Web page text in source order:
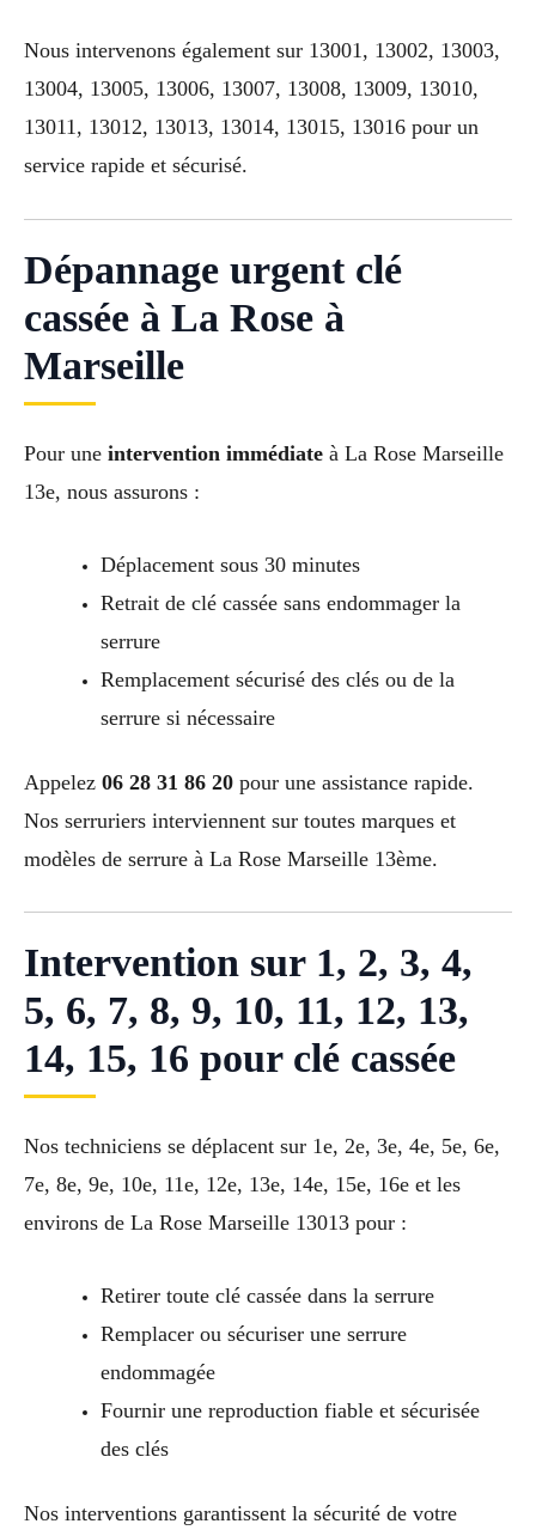
Nous intervenons également sur 13001, 13002, 13003,
13004, 13005, 13006, 13007, 13008, 13009, 13010,
13011, 13012, 13013, 13014, 13015, 13016 pour un
service rapide et sécurisé.
Dépannage urgent clé
cassée à La Rose à
Marseille
Pour une intervention immédiate à La Rose Marseille
13e, nous assurons :
Déplacement sous 30 minutes
Retrait de clé cassée sans endommager la
serrure
Remplacement sécurisé des clés ou de la
serrure si nécessaire
Appelez 06 28 31 86 20 pour une assistance rapide.
Nos serruriers interviennent sur toutes marques et
modèles de serrure à La Rose Marseille 13ème.
Intervention sur 1, 2, 3, 4,
5, 6, 7, 8, 9, 10, 11, 12, 13,
14, 15, 16 pour clé cassée
Nos techniciens se déplacent sur 1e, 2e, 3e, 4e, 5e, 6e,
7e, 8e, 9e, 10e, 11e, 12e, 13e, 14e, 15e, 16e et les
environs de La Rose Marseille 13013 pour :
Retirer toute clé cassée dans la serrure
Remplacer ou sécuriser une serrure
endommagée
Fournir une reproduction fiable et sécurisée
des clés
Nos interventions garantissent la sécurité de votre